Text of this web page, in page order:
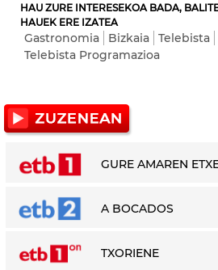
HAU ZURE INTERESEKOA BADA,
HAUEK ERE IZATEA
Gastronomia Bizkaia Telebista
Telebista Programazioa
GURE AMAREN
A BOCADOS
TXORIENE